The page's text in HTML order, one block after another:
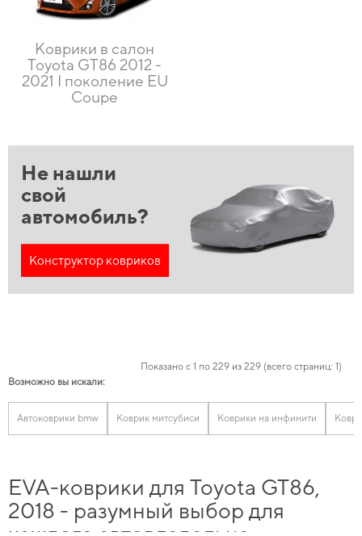
Коврики в салон
Toyota GT86 2012 -
2021 I поколение EU
Coupe
Не нашли
свой
автомобиль?
Конструктор ковриков
Показано с 1 по 229 из 229 (всего страниц: 1)
Возможно вы искали:
Автоковрики bmw Коврик митсубиси Коврики на инфинити
EVA-коврики для Toyota GT86,
2018 - разумный выбор для